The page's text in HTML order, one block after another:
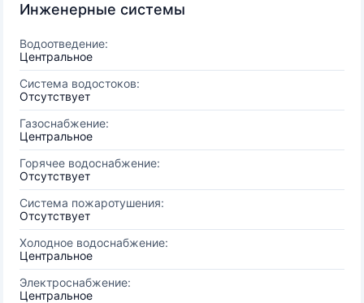
Инженерные системы
Водоотведение:
Центральное
Система водостоков:
Отсутствует
Газоснабжение:
Центральное
Горячее водоснабжение:
Отсутствует
Система пожаротушения:
Отсутствует
Холодное водоснабжение:
Центральное
Электроснабжение:
Центральное